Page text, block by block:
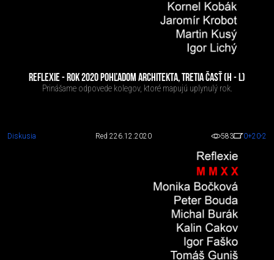
REFLEXIE - ROK 2020 POHĽADOM ARCHITEKTA, TRETIA ČASŤ (H - L)
Prinášame odpovede kolegov, ktoré mapujú uplynulý rok.
Diskusia Red 226.12.2020 583 0+20-2